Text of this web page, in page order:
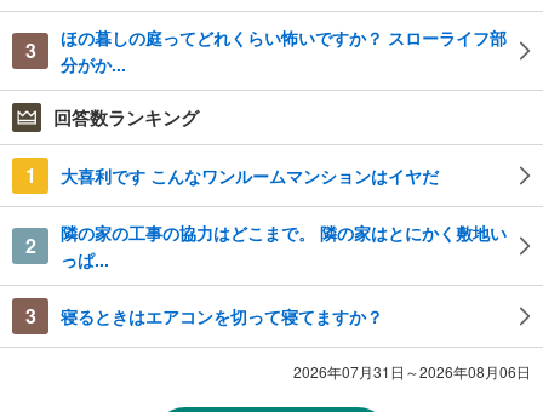
3
ほの暮しの庭ってどれくらい怖いですか？ スローライフ部
分がか...
回答数ランキング
1 大喜利です こんなワンルームマンションはイヤだ
2
隣の家の工事の協力はどこまで。 隣の家はとにかく敷地い
っぱ...
3 寝るときはエアコンを切って寝てますか？
2026年07月31日～2026年08月06日